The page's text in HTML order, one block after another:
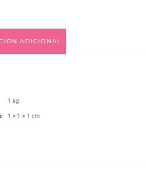
ADICIONAL
1 kg
1 × 1 × 1 cm